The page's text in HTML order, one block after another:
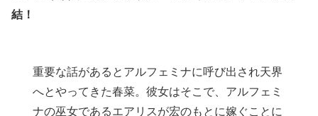
結！
重要な話があるとアルフェミナに呼び出され天界
へとやってきた春菜。彼女はそこで、アルフェミ
ナの巫女であるエアリスが宏のもとに嫁ぐことに